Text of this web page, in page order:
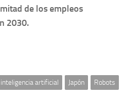
de los empleos
2030.
inteligencia artificial Japón Robots